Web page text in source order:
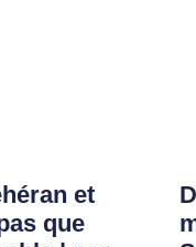
et
que